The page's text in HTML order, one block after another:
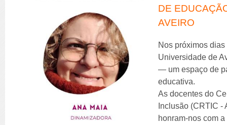
DE
AVEIRO
Nos próximos
Universidade de
— um espaço de
educativa.
As docentes do
Inclusão (CRTIC -
honram-nos com